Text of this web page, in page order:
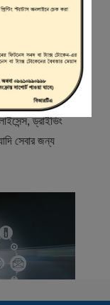
অথরিটি
যেখানে ড্রাইভার,
হয় এবং
ড্রাইভিং
সেবার জন্য